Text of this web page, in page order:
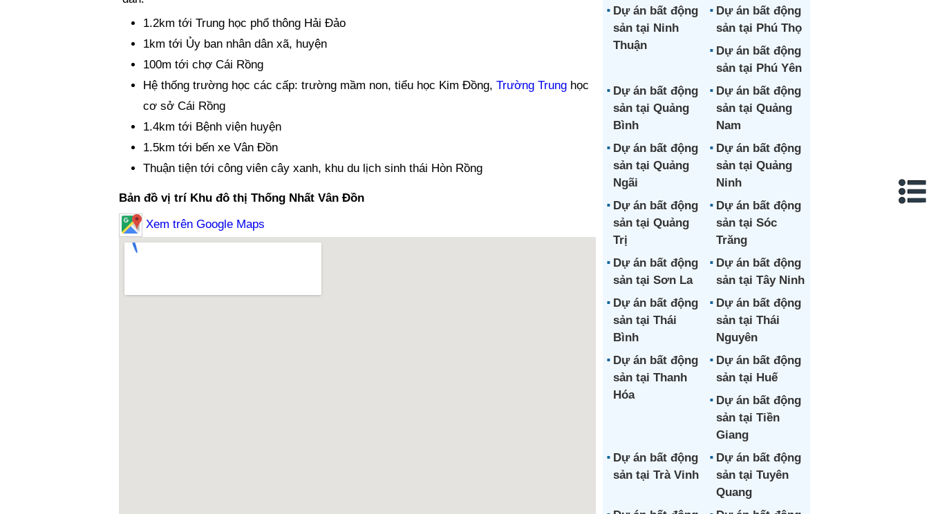
1.2km tới Trung học phổ thông Hải Đảo
1km tới Ủy ban nhân dân xã, huyện
100m tới chợ Cái Rồng
Hệ thống trường học các cấp: trường mầm non, tiểu học Kim Đồng, Trường Trunghọc
cơ sở Cái Rồng
1.4km tới Bệnh viện huyện
1.5km tới bến xe Vân Đồn
Thuận tiện tới công viên cây xanh, khu du lịch sinh thái Hòn Rồng
Bản đồ vị trí Khu đô thị Thống Nhất Vân Đồn
Xem trên Google Maps
Dự án bất động
sản tại Ninh
Thuận
Dự án bất động
sản tại Phú Thọ
Dự án bất động
sản tại Phú Yên
Dự án bất động
sản tại Quảng
Bình
Dự án bất động
sản tại Quảng
Nam
Dự án bất động
sản tại Quảng
Ngãi
Dự án bất động
sản tại Quảng
Ninh
Dự án bất động
sản tại Quảng
Trị
Dự án bất động
sản tại Sóc
Trăng
Dự án bất động
sản tại Sơn La
Dự án bất động
sản tại Tây Ninh
Dự án bất động
sản tại Thái
Bình
Dự án bất động
sản tại Thái
Nguyên
Dự án bất động
sản tại Thanh
Hóa
Dự án bất động
sản tại Huế
Dự án bất động
sản tại Tiền
Giang
Dự án bất động
sản tại Trà Vinh
Dự án bất động
sản tại Tuyên
Quang